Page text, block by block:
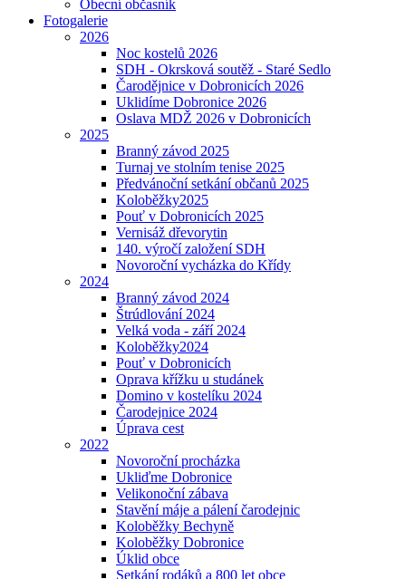
Obecní občasník
Fotogalerie
2026
Noc kostelů 2026
SDH - Okrsková soutěž - Staré Sedlo
Čarodějnice v Dobronicích 2026
Uklidíme Dobronice 2026
Oslava MDŽ 2026 v Dobronicích
2025
Branný závod 2025
Turnaj ve stolním tenise 2025
Předvánoční setkání občanů 2025
Koloběžky2025
Pouť v Dobronicích 2025
Vernisáž dřevorytin
140. výročí založení SDH
Novoroční vycházka do Křídy
2024
Branný závod 2024
Štrúdlování 2024
Velká voda - září 2024
Koloběžky2024
Pouť v Dobronicích
Oprava křížku u studánek
Domino v kostelíku 2024
Čarodejnice 2024
Úprava cest
2022
Novoroční procházka
Ukliďme Dobronice
Velikonoční zábava
Stavění máje a pálení čarodejnic
Koloběžky Bechyně
Koloběžky Dobronice
Úklid obce
Setkání rodáků a 800 let obce